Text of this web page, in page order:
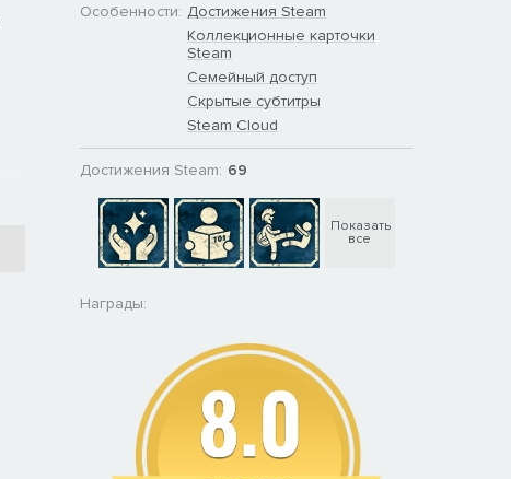
Особенности: Достижения Steam
Коллекционные карточки
Steam
Семейный доступ
Скрытые субтитры
Steam Cloud
Достижения Steam: 69
Показать
все
Награды: